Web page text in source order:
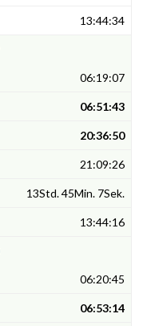
13:44:34
06:19:07
06:51:43
20:36:50
21:09:26
13Std. 45Min. 7Sek.
13:44:16
06:20:45
06:53:14